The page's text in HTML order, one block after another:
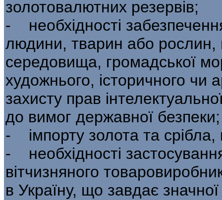
золотовалютних резервів;
- необхідності
людини, тва­рин або рослин,
середовища, громадської
художнього, історичного чи
захисту прав
до вимог державної безпеки;
- імпорту золота та срібла,
- необхідності
вітчизняного
в Україну, що завдає